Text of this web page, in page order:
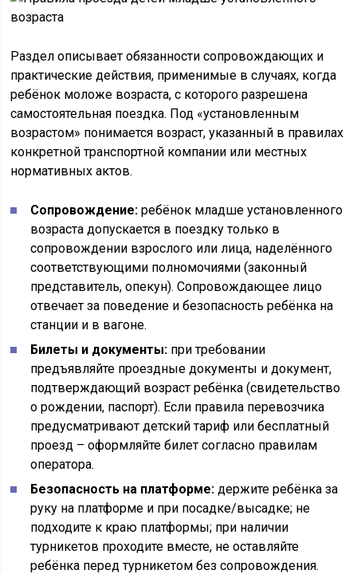
Раздел описывает обязанности сопровождающих и
практические действия, применимые в случаях, когда
ребёнок моложе возраста, с которого разрешена
самостоятельная поездка. Под «установленным
возрастом» понимается возраст, указанный в правилах
конкретной транспортной компании или местных
нормативных актов.
Сопровождение: ребёнок младше установленного
возраста допускается в поездку только в
сопровождении взрослого или лица, наделённого
соответствующими полномочиями (законный
представитель, опекун). Сопровождающее лицо
отвечает за поведение и безопасность ребёнка на
станции и в вагоне.
Билеты и документы: при требовании
предъявляйте проездные документы и документ,
подтверждающий возраст ребёнка (свидетельство
о рождении, паспорт). Если правила перевозчика
предусматривают детский тариф или бесплатный
проезд – оформляйте билет согласно правилам
оператора.
Безопасность на платформе: держите ребёнка за
руку на платформе и при посадке/высадке; не
подходите к краю платформы; при наличии
турникетов проходите вместе, не оставляйте
ребёнка перед турникетом без сопровождения.